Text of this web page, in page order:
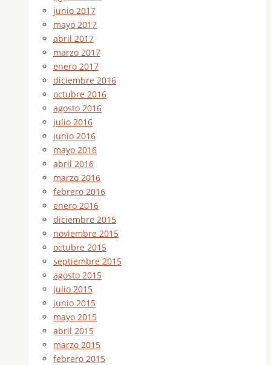
junio 2017
mayo 2017
abril 2017
marzo 2017
enero 2017
diciembre 2016
octubre 2016
agosto 2016
julio 2016
junio 2016
mayo 2016
abril 2016
marzo 2016
febrero 2016
enero 2016
diciembre 2015
noviembre 2015
octubre 2015
septiembre 2015
agosto 2015
julio 2015
junio 2015
mayo 2015
abril 2015
marzo 2015
febrero 2015